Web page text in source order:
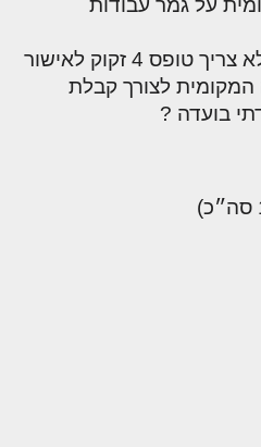
על גמר עבודות
האם בית שהוא בשיפוץ ולא צריך טופס 4 זקוק לאישור
המקומית לצורך קבלת
בועדה ?